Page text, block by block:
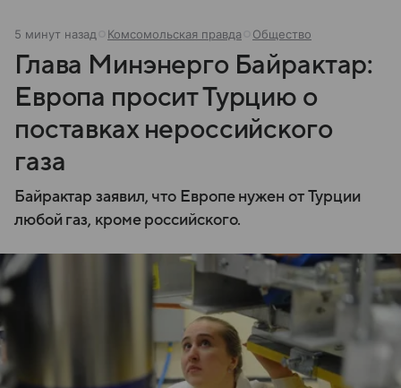
5 минут назад Комсомольская правда Общество
Глава Минэнерго Байрактар:
Европа просит Турцию о
поставках нероссийского
газа
Байрактар заявил, что Европе нужен от Турции
любой газ, кроме российского.